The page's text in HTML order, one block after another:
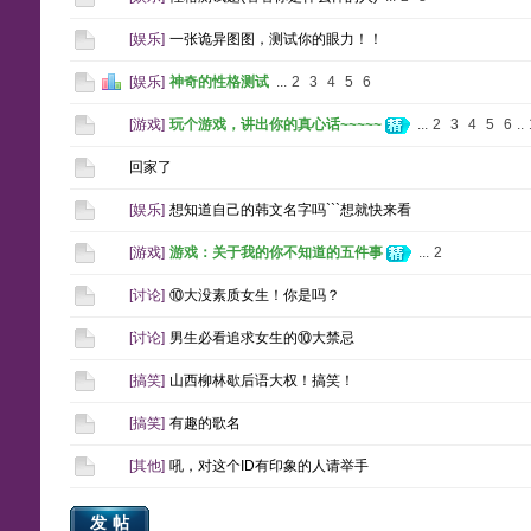
[娱乐] 一张诡异图图，测试你的眼力！！
[娱乐] 神奇的性格测试 ... 2 3 4 5 6
[游戏] 玩个游戏，讲出你的真心话~~~~~ ... 2 3 4 5 6 ..
回家了
[娱乐] 想知道自己的韩文名字吗```想就快来看
[游戏] 游戏：关于我的你不知道的五件事 ... 2
[讨论] ⑩大没素质女生！你是吗？
[讨论] 男生必看追求女生的⑩大禁忌
[搞笑] 山西柳林歇后语大权！搞笑！
[搞笑] 有趣的歌名
[其他] 吼，对这个ID有印象的人请举手
发帖